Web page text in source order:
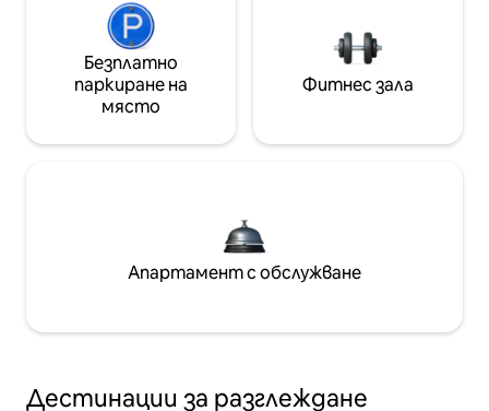
Безплатно
паркиране на
място
Фитнес зала
Апартамент с обслужване
Дестинации за разглеждане